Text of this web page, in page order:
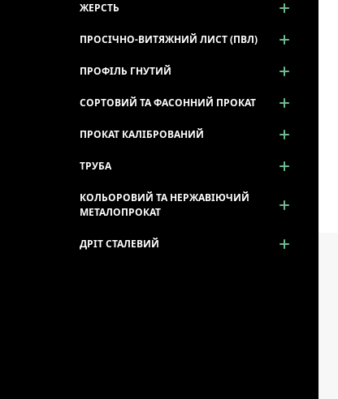
ЖЕРСТЬ
ПРОСІЧНО-ВИТЯЖНИЙ ЛИСТ (ПВЛ)
ПРОФІЛЬ ГНУТИЙ
СОРТОВИЙ ТА ФАСОННИЙ ПРОКАТ
ПРОКАТ КАЛІБРОВАНИЙ
ТРУБА
КОЛЬОРОВИЙ ТА НЕРЖАВІЮЧИЙ
МЕТАЛОПРОКАТ
ДРІТ СТАЛЕВИЙ